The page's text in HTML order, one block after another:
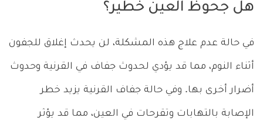
هل جحوظ العين خطير؟
في حالة عدم علاج هذه المشكلة، لن يحدث إغلاق للجفون
أثناء النوم، مما قد يؤدي لحدوث جفاف في القرنية وحدوث
أضرار أخرى بها. وفي حالة جفاف القرنية يزيد خطر
الإصابة بالتهابات وتقرحات في العين، مما قد يؤثر